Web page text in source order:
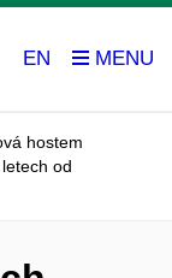
EN
hostem
od